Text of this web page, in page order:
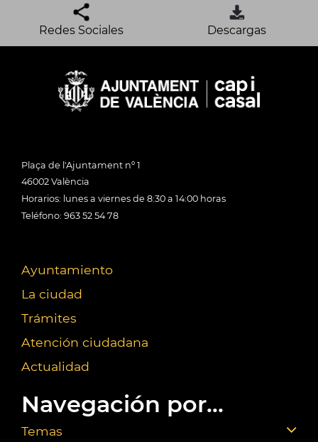
Redes Sociales Descargas
Plaça de l'Ajuntament nº 1
46002 València
Horarios: lunes a viernes de 8:30 a 14:00 horas
Teléfono: 963 52 54 78
Ayuntamiento
La ciudad
Trámites
Atención ciudadana
Actualidad
Navegación por...
Temas